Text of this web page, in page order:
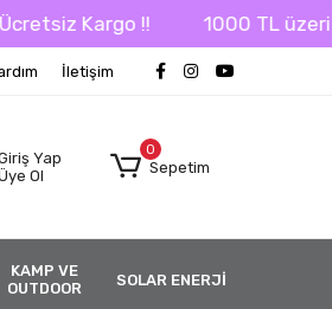
Kargo !! 1000 TL üzeri
İletişim
Yap
Ol
0
Sepetim
KAMP VE
OUTDOOR
SOLAR ENERJİ